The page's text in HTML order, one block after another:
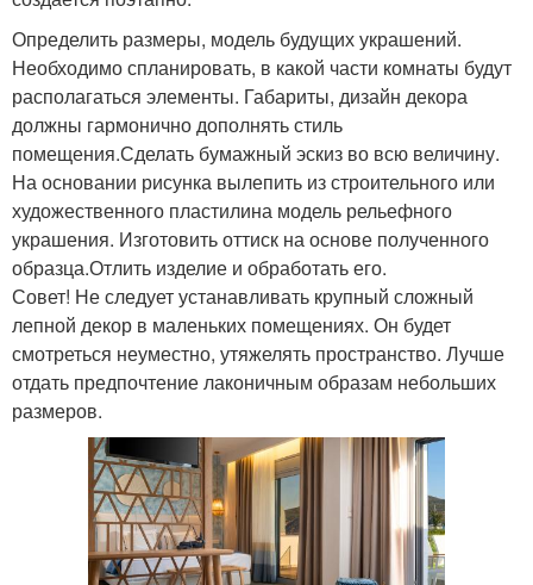
Определить размеры, модель будущих украшений.
Необходимо спланировать, в какой части комнаты будут
располагаться элементы. Габариты, дизайн декора
должны гармонично дополнять стиль
помещения.Сделать бумажный эскиз во всю величину.
На основании рисунка вылепить из строительного или
художественного пластилина модель рельефного
украшения. Изготовить оттиск на основе полученного
образца.Отлить изделие и обработать его.
Совет! Не следует устанавливать крупный сложный
лепной декор в маленьких помещениях. Он будет
смотреться неуместно, утяжелять пространство. Лучше
отдать предпочтение лаконичным образам небольших
размеров.